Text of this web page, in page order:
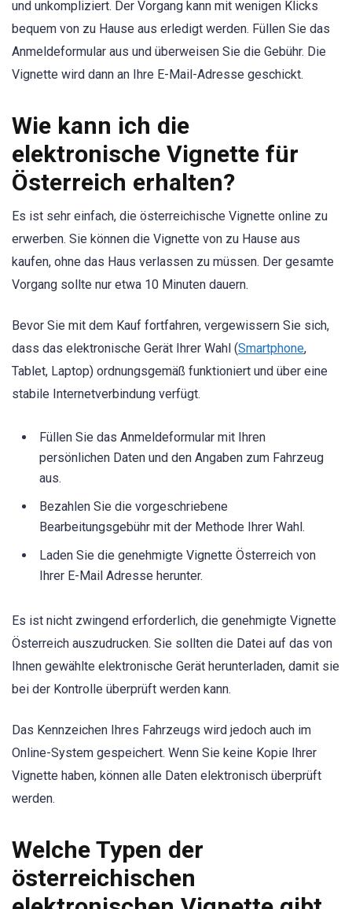
und unkompliziert. Der Vorgang kann mit wenigen Klicks
bequem von zu Hause aus erledigt werden. Füllen Sie das
Anmeldeformular aus und überweisen Sie die Gebühr. Die
Vignette wird dann an Ihre E-Mail-Adresse geschickt.
Wie kann ich die
elektronische Vignette für
Österreich erhalten?
Es ist sehr einfach, die österreichische Vignette online zu
erwerben. Sie können die Vignette von zu Hause aus
kaufen, ohne das Haus verlassen zu müssen. Der gesamte
Vorgang sollte nur etwa 10 Minuten dauern.
Bevor Sie mit dem Kauf fortfahren, vergewissern Sie sich,
dass das elektronische Gerät Ihrer Wahl (Smartphone,
Tablet, Laptop) ordnungsgemäß funktioniert und über eine
stabile Internetverbindung verfügt.
Füllen Sie das Anmeldeformular mit Ihren
persönlichen Daten und den Angaben zum Fahrzeug
aus.
Bezahlen Sie die vorgeschriebene
Bearbeitungsgebühr mit der Methode Ihrer Wahl.
Laden Sie die genehmigte Vignette Österreich von
Ihrer E-Mail Adresse herunter.
Es ist nicht zwingend erforderlich, die genehmigte Vignette
Österreich auszudrucken. Sie sollten die Datei auf das von
Ihnen gewählte elektronische Gerät herunterladen, damit sie
bei der Kontrolle überprüft werden kann.
Das Kennzeichen Ihres Fahrzeugs wird jedoch auch im
Online-System gespeichert. Wenn Sie keine Kopie Ihrer
Vignette haben, können alle Daten elektronisch überprüft
werden.
Welche Typen der
österreichischen